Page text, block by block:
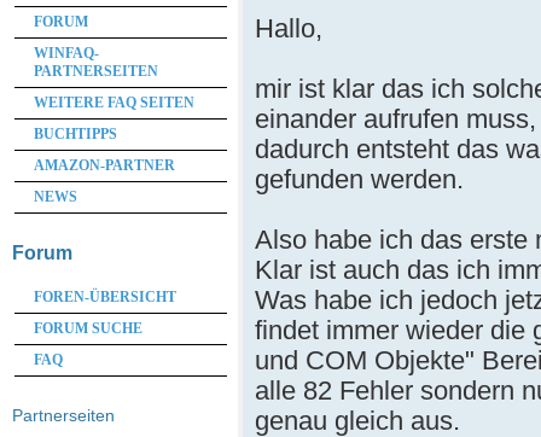
Hallo,
mir ist klar das ich
einander aufrufen
dadurch entsteht das
gefunden werden.
Also habe ich das erste
Klar ist auch das ich
Was habe ich jedoch
findet immer wieder die
und COM Objekte"
alle 82 Fehler sondern
genau gleich aus.
FORUM
WINFAQ-
PARTNERSEITEN
WEITERE FAQ SEITEN
BUCHTIPPS
AMAZON-PARTNER
NEWS
Forum
FOREN-ÜBERSICHT
FORUM SUCHE
FAQ
Partnerseiten